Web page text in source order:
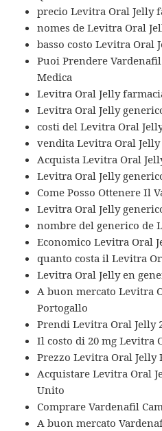
precio Levitra Oral Jelly
nomes de Levitra Oral
basso costo Levitra Oral
Puoi Prendere
Medica
Levitra Oral Jelly
Levitra Oral Jelly
costi del Levitra Oral
vendita Levitra Oral
Acquista Levitra Oral
Levitra Oral Jelly
Come Posso Ottenere Il
Levitra Oral Jelly
nombre del generico de
Economico Levitra Oral
quanto costa il Levitra
Levitra Oral Jelly en
A buon mercato Levitra
Portogallo
Prendi Levitra Oral Jelly
Il costo di 20 mg Levitra
Prezzo Levitra Oral Jelly
Acquistare Levitra Oral
Unito
Comprare Vardenafil
A buon mercato